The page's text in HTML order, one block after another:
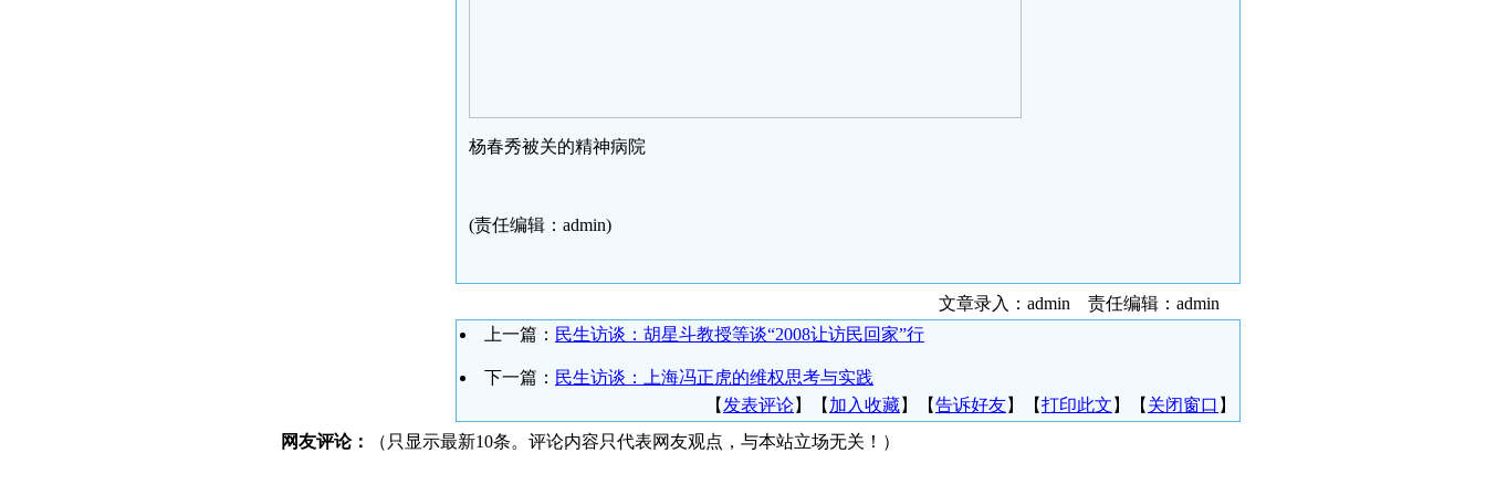
杨春秀被关的精神病院
(责任编辑：admin)
文章录入：admin 责任编辑：admin
上一篇： 民生访谈：胡星斗教授等谈“2008让访民回家”行
下一篇： 民生访谈：上海冯正虎的维权思考与实践
【 发表评论】【 加入收藏】【告诉好友】【打印此文 】【 关闭窗口 】
网友评论：
（只显示最新10条。评论内容只代表网友观点，与本站立场无关！）